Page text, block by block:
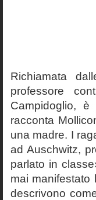
Richiamata
professore
Campidoglio,
racconta
una madre. I
ad Auschwitz,
parlato in
mai
descrivono